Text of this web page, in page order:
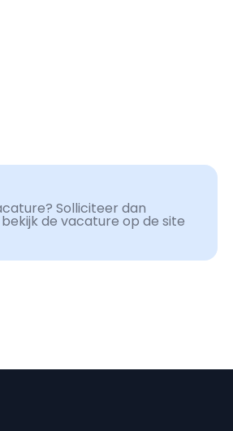
Solliciteer dan
de vacature op de site